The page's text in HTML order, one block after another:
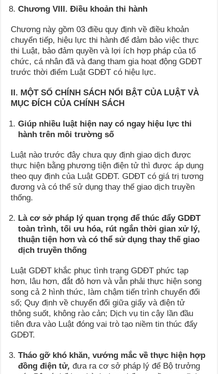
Chương VIII. Điều khoản thi hành
Chương này gồm 03 điều quy định về điều khoản
chuyển tiếp, hiệu lực thi hành để đảm bảo việc thực
thi Luật, bảo đảm quyền và lợi ích hợp pháp của tổ
chức, cá nhân đã và đang tham gia hoạt động GDĐT
trước thời điểm Luật GDĐT có hiệu lực.
II. MỘT SỐ CHÍNH SÁCH NỔI BẬT CỦA LUẬT VÀ
MỤC ĐÍCH CỦA CHÍNH SÁCH
Giúp nhiều luật hiện nay có ngay hiệu lực thi
hành trên môi trường số
Luật nào trước đây chưa quy định giao dịch được
thực hiện bằng phương tiện điện tử thì được áp dụng
theo quy định của Luật GDĐT. GDĐT có giá trị tương
đương và có thể sử dụng thay thế giao dịch truyền
thống.
Là cơ sở pháp lý quan trọng để thúc đẩy GDĐT
toàn trình, tối ưu hóa, rút ngắn thời gian xử lý,
thuận tiện hơn và có thể sử dụng thay thế giao
dịch truyền thống
Luật GDĐT khắc phục tình trạng GDĐT phức tạp
hơn, lâu hơn, đắt đỏ hơn và vẫn phải thực hiện song
song cả 2 hình thức, làm chậm tiến trình chuyển đổi
số; Quy định về chuyển đổi giữa giấy và điện tử
thông suốt, không rào cản; Dịch vụ tin cậy lần đầu
tiên đưa vào Luật đóng vai trò tạo niềm tin thúc đẩy
GDĐT.
Tháo gỡ khó khăn, vướng mắc về thực hiện hợp
đồng điện tử, đưa ra cơ sở pháp lý để Bộ trưởng